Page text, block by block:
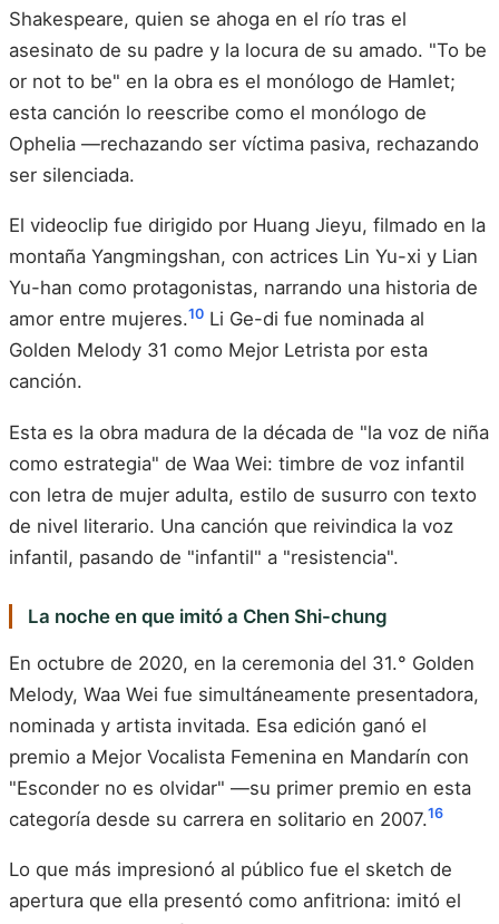
Shakespeare, quien se ahoga en el río tras el
asesinato de su padre y la locura de su amado. "To be
or not to be" en la obra es el monólogo de Hamlet;
esta canción lo reescribe como el monólogo de
Ophelia —rechazando ser víctima pasiva, rechazando
ser silenciada.
El videoclip fue dirigido por Huang Jieyu, filmado en la
montaña Yangmingshan, con actrices Lin Yu-xi y Lian
Yu-han como protagonistas, narrando una historia de
amor entre mujeres.10 Li Ge-di fue nominada al
Golden Melody 31 como Mejor Letrista por esta
canción.
Esta es la obra madura de la década de "la voz de niña
como estrategia" de Waa Wei: timbre de voz infantil
con letra de mujer adulta, estilo de susurro con texto
de nivel literario. Una canción que reivindica la voz
infantil, pasando de "infantil" a "resistencia".
La noche en que imitó a Chen Shi-chung
En octubre de 2020, en la ceremonia del 31.° Golden
Melody, Waa Wei fue simultáneamente presentadora,
nominada y artista invitada. Esa edición ganó el
premio a Mejor Vocalista Femenina en Mandarín con
"Esconder no es olvidar" —su primer premio en esta
categoría desde su carrera en solitario en 2007.16
Lo que más impresionó al público fue el sketch de
apertura que ella presentó como anfitriona: imitó el